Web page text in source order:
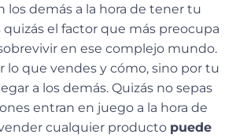
los demás a la hora de tener tu
el factor que más preocupa
en ese complejo mundo.
lo que vendes y cómo, sino por tu
a los demás. Quizás no sepas
entran en juego a la hora de
cualquier producto puede